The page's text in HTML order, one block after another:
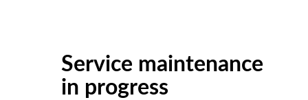
Service maintenance
in progress